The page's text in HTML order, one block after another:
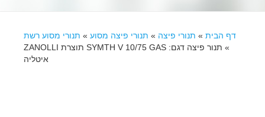
דף הבית » תנורי פיצה » תנורי פיצה מסוע » תנורי מסוע רשת
»
תנור פיצה דגם: SYMTH V 10/75 GAS תוצרת ZANOLLI
איטליה